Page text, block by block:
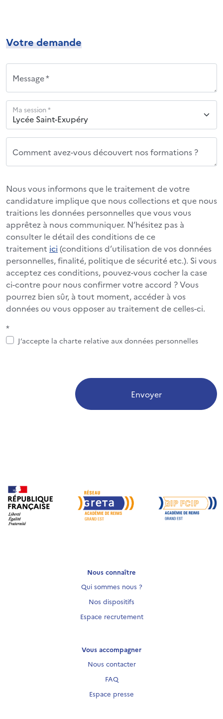
Votre demande
Message *
Ma session *
Comment avez-vous découvert nos formations ?
Nous vous informons que le traitement de votre
candidature implique que nous collections et que nous
traitions les données personnelles que vous vous
apprêtez à nous communiquer. N’hésitez pas à
consulter le détail des conditions de ce
traitement ici (conditions d’utilisation de vos données
personnelles, finalité, politique de sécurité etc.). Si vous
acceptez ces conditions, pouvez-vous cocher la case
ci-contre pour nous confirmer votre accord ? Vous
pourrez bien sûr, à tout moment, accéder à vos
données ou vous opposer au traitement de celles-ci.
*
J’accepte la charte relative aux données personnelles
Envoyer
Nous connaître
Qui sommes nous ?
Nos dispositifs
Espace recrutement
Vous accompagner
Nous contacter
FAQ
Espace presse